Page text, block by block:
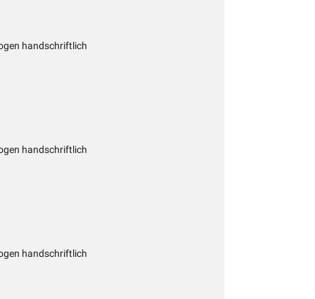
handschriftlich
handschriftlich
handschriftlich